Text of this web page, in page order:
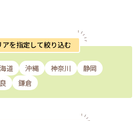
アを指定して絞り込む
道 沖縄 神奈川
静岡
鎌倉